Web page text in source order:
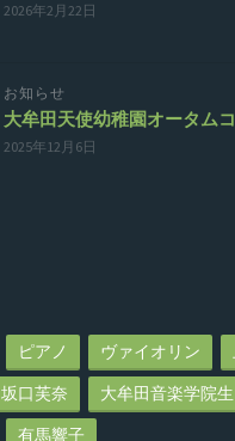
2026年2月22日
お知らせ
大牟田天使幼稚園オータム
2025年12月6日
ピアノ ヴァイオリン
坂口芙奈
大牟田音楽学院生
有馬響子